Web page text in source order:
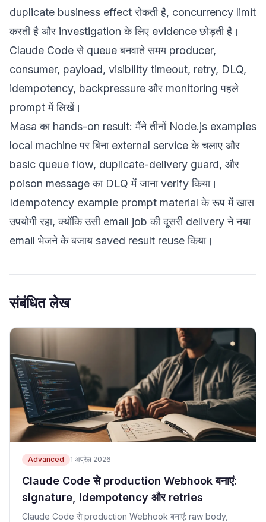
duplicate business effect रोकती है, concurrency limit
करती है और investigation के लिए evidence छोड़ती है।
Claude Code से queue बनवाते समय producer,
consumer, payload, visibility timeout, retry, DLQ,
idempotency, backpressure और monitoring पहले
prompt में लिखें।
Masa का hands-on result: मैंने तीनों Node.js examples
local machine पर बिना external service के चलाए और
basic queue flow, duplicate-delivery guard, और
poison message का DLQ में जाना verify किया।
Idempotency example prompt material के रूप में खास
उपयोगी रहा, क्योंकि उसी email job की दूसरी delivery ने नया
email भेजने के बजाय saved result reuse किया।
संबंधित लेख
Advanced 1 अप्रैल 2026
Claude Code से production Webhook बनाएं:
signature, idempotency और retries
Claude Code से production Webhook बनाएं: raw body,